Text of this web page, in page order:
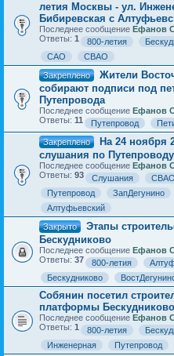
летия Москвы - ул.
Бибиревская с
Последнее сообщение Ефанов
Ответы: 1 800-летия
САО
СВАО
Закреплено
Жители
собирают подписи под
Путепровода
Последнее сообщение Ефанов
Ответы: 11 Путепровод
Закреплено
На 24 ноября
слушания по
Последнее сообщение Ефанов
Ответы: 93 Слушания СВАО
Путепровод
ЗапДегунино
Алтуфьевский
Закрыто
Этапы
Бескудниково
Последнее сообщение Ефанов
Ответы: 37 800-летия
Бескудниково
Собянин посетил
платформы Бескудниково
Последнее сообщение Ефанов
Ответы: 1 800-летия
Инженерная
Путепровод